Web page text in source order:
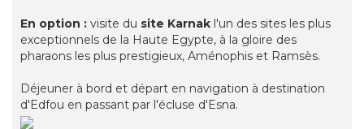
En option : visite du site Karnak l'un des sites les plus
exceptionnels de la Haute Egypte, à la gloire des
pharaons les plus prestigieux, Aménophis et Ramsès.
Déjeuner à bord et départ en navigation à destination
d'Edfou en passant par l'écluse d'Esna.